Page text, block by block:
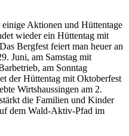
Aktionen und Hüttentage
wieder ein Hüttentag mit
Bergfest feiert man heuer an
Juni, am Samstag mit
am Sonntag
der Hüttentag mit Oktoberfest
Wirtshaussingen am 2.
die Familien und Kinder
dem Wald-Aktiv-Pfad im